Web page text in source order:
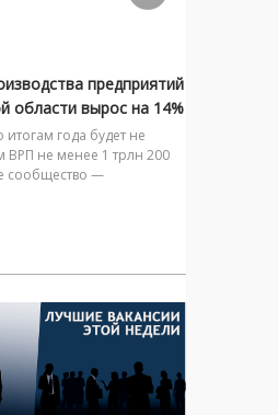
предприятий
области вырос на 14%
года будет не
ВРП не менее 1 трлн 200
сообщество —